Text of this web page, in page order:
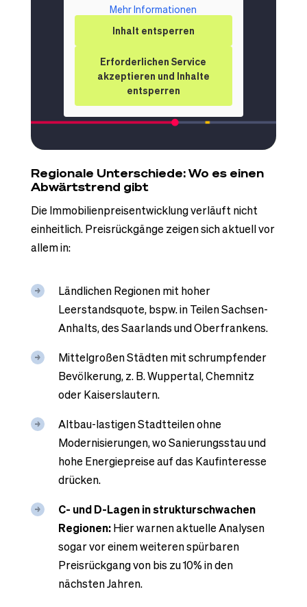
Mehr Informationen
Inhalt entsperren
Erforderlichen Service
akzeptieren und Inhalte
entsperren
Regionale Unterschiede: Wo es einen
Abwärtstrend gibt
Die Immobilienpreisentwicklung verläuft nicht
einheitlich. Preisrückgänge zeigen sich aktuell vor
allem in:
Ländlichen Regionen mit hoher
Leerstandsquote, bspw. in Teilen Sachsen-
Anhalts, des Saarlands und Oberfrankens.
Mittelgroßen Städten mit schrumpfender
Bevölkerung, z. B. Wuppertal, Chemnitz
oder Kaiserslautern.
Altbau-lastigen Stadtteilen ohne
Modernisierungen, wo Sanierungsstau und
hohe Energiepreise auf das Kaufinteresse
drücken.
C- und D-Lagen in strukturschwachen
Regionen:Hier warnen aktuelle Analysen
sogar vor einem weiteren spürbaren
Preisrückgang von bis zu 10% in den
nächsten Jahren.